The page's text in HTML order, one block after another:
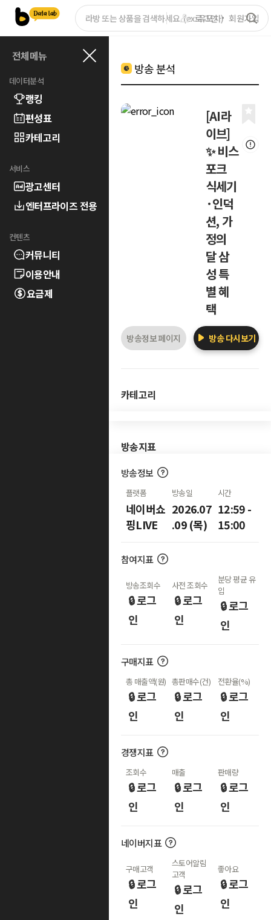
로그인 회원가입
전체메뉴
데이터분석
랭킹
편성표
카테고리
서비스
광고센터
엔터프라이즈 전용
컨텐츠
커뮤니티
이용안내
요금제
방송 분석
[AI라
이브]
✨ 비스
포크
식세기
·인덕
션, 가
정의
달 삼
성 특
별 혜
택
방송정보 페이지 방송 다시보기
카테고리
방송지표
방송정보
플랫폼
네이버쇼
핑LIVE
방송일
2026.07
.09 (목)
시간
12:59 -
15:00
참여지표
방송조회수
🔒 로그
인
사전 조회수
🔒 로그
인
분당 평균 유
입
🔒 로그
인
구매지표
총 매출액(원)
🔒 로그
인
총판매수(건)
🔒 로그
인
전환율(%)
🔒 로그
인
경쟁지표
조회수
🔒 로그
인
매출
🔒 로그
인
판매량
🔒 로그
인
네이버지표
구매고객
🔒 로그
인
스토어알림
고객
🔒 로그
인
좋아요
🔒 로그
인